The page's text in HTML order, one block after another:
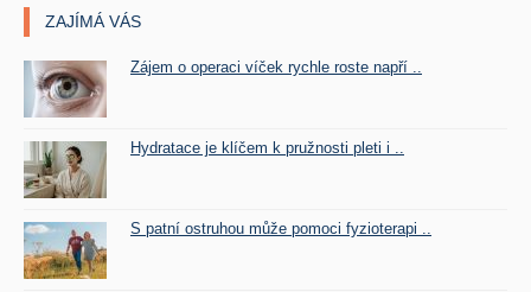
ZAJÍMÁ VÁS
Zájem o operaci víček rychle roste napří ..
Hydratace je klíčem k pružnosti pleti i ..
S patní ostruhou může pomoci fyzioterapi ..